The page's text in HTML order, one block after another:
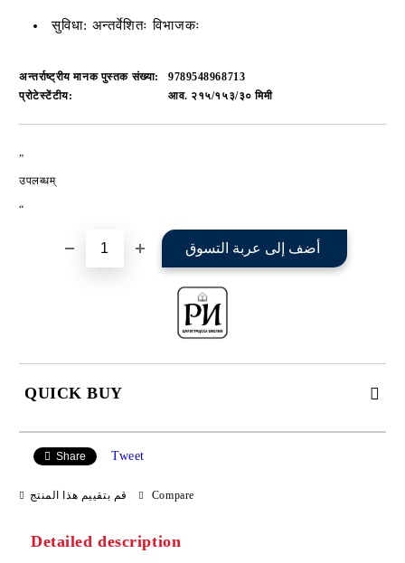
सुविधा: अन्तर्वेशितः विभाजकः
अन्तर्राष्ट्रीय मानक पुस्तक संख्या:
9789548968713
प्रोटेस्टेंटीय:
आव. २१५/१५३/३० मिमी
„
उपलब्धम्
“
QUICK BUY
I agree to Privacy Policy
Share Tweet
قم بتقييم هذا المنتج Compare
Detailed description